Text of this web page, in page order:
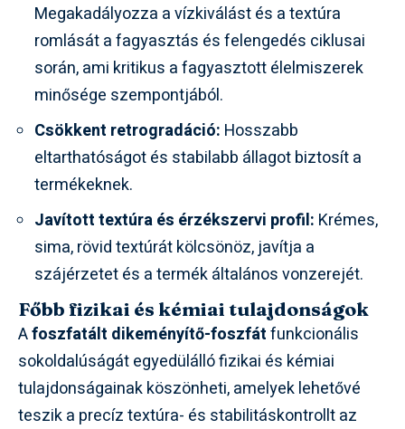
Megakadályozza a vízkiválást és a textúra
romlását a fagyasztás és felengedés ciklusai
során, ami kritikus a fagyasztott élelmiszerek
minősége szempontjából.
Csökkent retrogradáció: Hosszabb
eltarthatóságot és stabilabb állagot biztosít a
termékeknek.
Javított textúra és érzékszervi profil: Krémes,
sima, rövid textúrát kölcsönöz, javítja a
szájérzetet és a termék általános vonzerejét.
Főbb fizikai és kémiai tulajdonságok
Afoszfatált dikeményítő-foszfátfunkcionális
sokoldalúságát egyedülálló fizikai és kémiai
tulajdonságainak köszönheti, amelyek lehetővé
teszik a precíz textúra- és stabilitáskontrollt az